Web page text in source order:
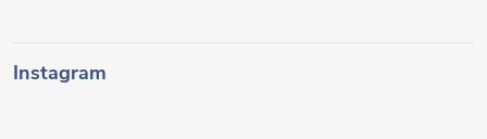
Instagram